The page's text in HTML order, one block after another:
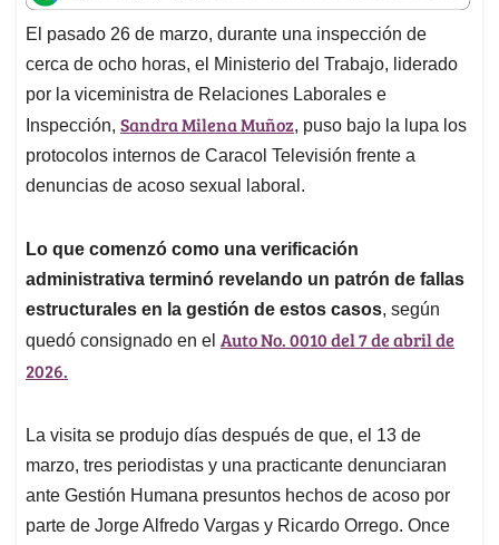
t
s
A
p
p
e
b
o
o
k
k
e
d
I
n
i
l
e
a
d
s
El pasado 26 de marzo, durante una inspección de
cerca de ocho horas, el Ministerio del Trabajo, liderado
por la viceministra de Relaciones Laborales e
Inspección, Sandra Milena Muñoz, puso bajo la lupa los
protocolos internos de Caracol Televisión frente a
denuncias de acoso sexual laboral.
Lo que comenzó como una verificación
administrativa terminó revelando un patrón de fallas
estructurales en la gestión de estos casos, según
quedó consignado en el Auto No. 0010 del 7 de abril de
2026.
La visita se produjo días después de que, el 13 de
marzo, tres periodistas y una practicante denunciaran
ante Gestión Humana presuntos hechos de acoso por
parte de Jorge Alfredo Vargas y Ricardo Orrego. Once